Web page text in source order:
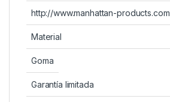
http://www.manhattan-products.com
Material
Goma
Garantía limitada